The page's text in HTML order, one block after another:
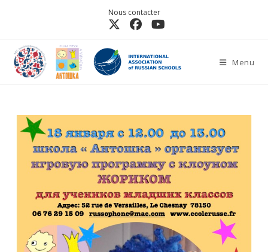
Nous contacter
Menu